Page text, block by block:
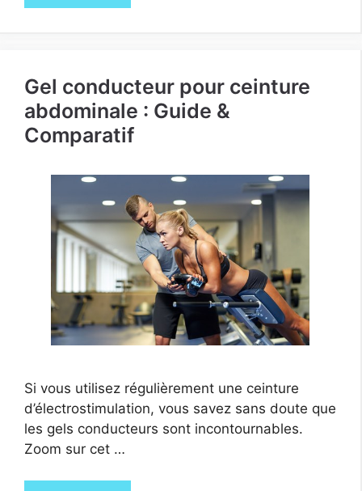
Gel conducteur pour ceinture
abdominale : Guide &
Comparatif
Si vous utilisez régulièrement une ceinture
d’électrostimulation, vous savez sans doute que
les gels conducteurs sont incontournables.
Zoom sur cet …